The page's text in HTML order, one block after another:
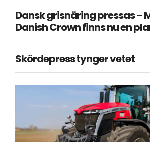
Dansk grisnäring pressas –
Danish Crown finns nu en
Skördepress tynger vetet